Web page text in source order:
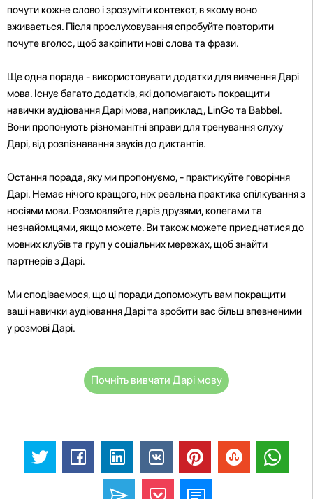
почути кожне слово і зрозуміти контекст, в якому воно
вживається. Після прослуховування спробуйте повторити
почуте вголос, щоб закріпити нові слова та фрази.
Ще одна порада - використовувати додатки для вивчення Дарі
мова. Існує багато додатків, які допомагають покращити
навички аудіювання Дарі мова, наприклад, LinGo та Babbel.
Вони пропонують різноманітні вправи для тренування слуху
Дарі, від розпізнавання звуків до диктантів.
Остання порада, яку ми пропонуємо, - практикуйте говоріння
Дарі. Немає нічого кращого, ніж реальна практика спілкування з
носіями мови. Розмовляйте даріз друзями, колегами та
незнайомцями, якщо можете. Ви також можете приєднатися до
мовних клубів та груп у соціальних мережах, щоб знайти
партнерів з Дарі.
Ми сподіваємося, що ці поради допоможуть вам покращити
ваші навички аудіювання Дарі та зробити вас більш впевненими
у розмові Дарі.
Почніть вивчати Дарі мову